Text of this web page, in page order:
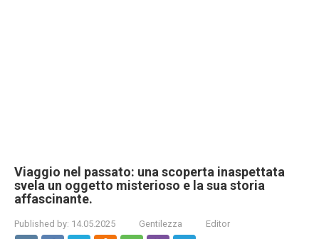
Viaggio nel passato: una scoperta inaspettata
svela un oggetto misterioso e la sua storia
affascinante.
Published by: 14.05.2025 Gentilezza Editor